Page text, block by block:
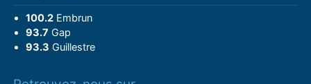
100.2Embrun
93.7 Gap
93.3 Guillestre